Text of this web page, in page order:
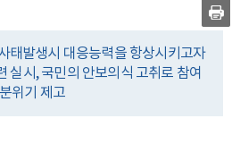
태발생시 대응능력을 항상시키고자
실시, 국민의 안보의식 고취로 참여
분위기 제고